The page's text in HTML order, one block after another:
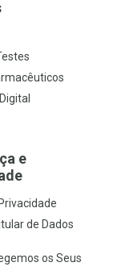
e
de Dados
os Seus